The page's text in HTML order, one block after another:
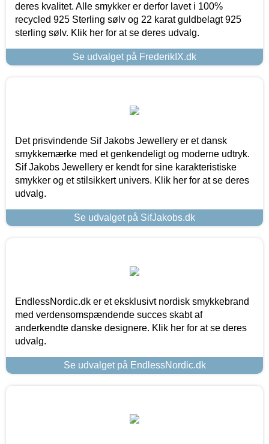
deres kvalitet. Alle smykker er derfor lavet i 100%
recycled 925 Sterling sølv og 22 karat guldbelagt 925
sterling sølv. Klik her for at se deres udvalg.
Se udvalget på FrederikIX.dk
Det prisvindende Sif Jakobs Jewellery er et dansk
smykkemærke med et genkendeligt og moderne udtryk.
Sif Jakobs Jewellery er kendt for sine karakteristiske
smykker og et stilsikkert univers. Klik her for at se deres
udvalg.
Se udvalget på SifJakobs.dk
EndlessNordic.dk er et eksklusivt nordisk smykkebrand
med verdensomspændende succes skabt af
anderkendte danske designere. Klik her for at se deres
udvalg.
Se udvalget på EndlessNordic.dk